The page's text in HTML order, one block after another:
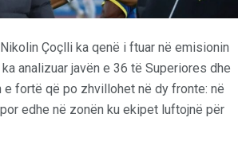
Çoçlli ka qenë i ftuar në emisionin
ka analizuar javën e 36 të Superiores dhe
e fortë që po zhvillohet në dy fronte: në
edhe në zonën ku ekipet luftojnë për